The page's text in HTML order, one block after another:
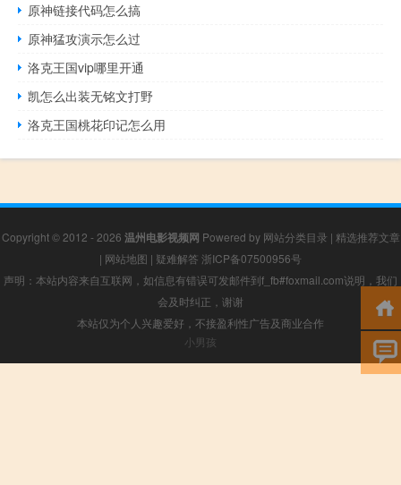
原神链接代码怎么搞
原神猛攻演示怎么过
洛克王国vip哪里开通
凯怎么出装无铭文打野
洛克王国桃花印记怎么用
Copyright © 2012 - 2026 温州电影视频网 Powered by 网站分类目录 | 精选推荐文章
| 网站地图 | 疑难解答 浙ICP备07500956号
声明：本站内容来自互联网，如信息有错误可发邮件到f_fb#foxmail.com说明，我们
会及时纠正，谢谢
本站仅为个人兴趣爱好，不接盈利性广告及商业合作
小男孩